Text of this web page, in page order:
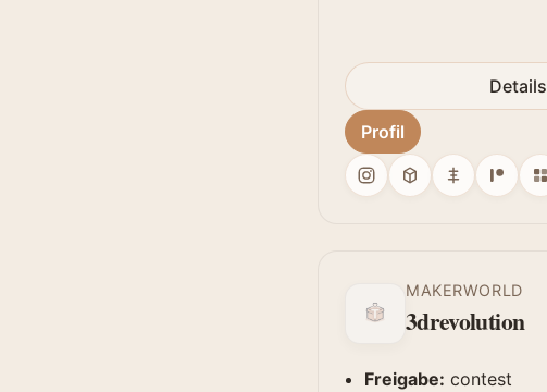
Details
Profil
MAKERWORLD
3drevolution
Freigabe: contest